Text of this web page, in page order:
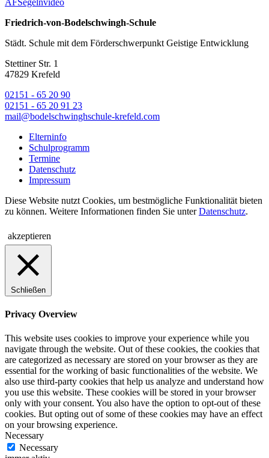
AFSegelnvideo
Friedrich-von-Bodelschwingh-Schule
Städt. Schule mit dem Förderschwerpunkt Geistige Entwicklung
Stettiner Str. 1
47829 Krefeld
02151 - 65 20 90
02151 - 65 20 91 23
mail@bodelschwinghschule-krefeld.com
Elterninfo
Schulprogramm
Termine
Datenschutz
Impressum
Diese Website nutzt Cookies, um bestmögliche Funktionalität bieten
zu können. Weitere Informationen finden Sie unterDatenschutz.
akzeptieren
Schließen
Privacy Overview
This website uses cookies to improve your experience while you
navigate through the website. Out of these cookies, the cookies that
are categorized as necessary are stored on your browser as they are
essential for the working of basic functionalities of the website. We
also use third-party cookies that help us analyze and understand how
you use this website. These cookies will be stored in your browser
only with your consent. You also have the option to opt-out of these
cookies. But opting out of some of these cookies may have an effect
on your browsing experience.
Necessary
Necessary